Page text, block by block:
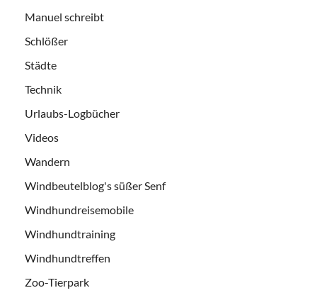
Manuel schreibt
Schlößer
Städte
Technik
Urlaubs-Logbücher
Videos
Wandern
Windbeutelblog's süßer Senf
Windhundreisemobile
Windhundtraining
Windhundtreffen
Zoo-Tierpark